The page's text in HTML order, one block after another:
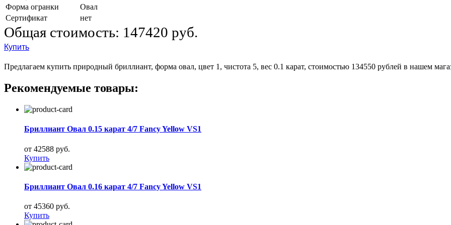
Форма огранки
Овал
Сертификат
нет
Общая стоимость: 147420 руб.
Купить
Предлагаем купить природный бриллиант, форма овал, цвет 1, чистота 5, вес 0.1 карат, стоимостью 134550 рублей в нашем
Рекомендуемые товары:
Бриллиант Овал 0.15 карат 4/7 Fancy Yellow VS1
от 42588 руб.
Купить
Бриллиант Овал 0.16 карат 4/7 Fancy Yellow VS1
от 45360 руб.
Купить